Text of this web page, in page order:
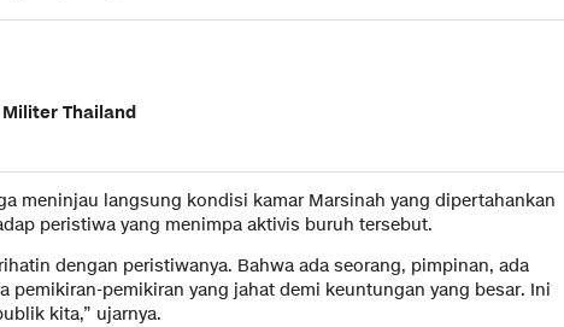
Thailand
meninjau langsung kondisi kamar Marsinah yang dipertahankan
peristiwa yang menimpa aktivis buruh tersebut.
dengan peristiwanya. Bahwa ada seorang, pimpinan, ada
pemikiran-pemikiran yang jahat demi keuntungan yang besar. Ini
kita,” ujarnya.